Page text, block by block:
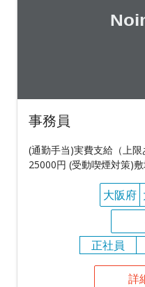
事務員
(通勤手当)実費支給（上
25000円 (受動喫煙対策)
大阪府
正社員
詳